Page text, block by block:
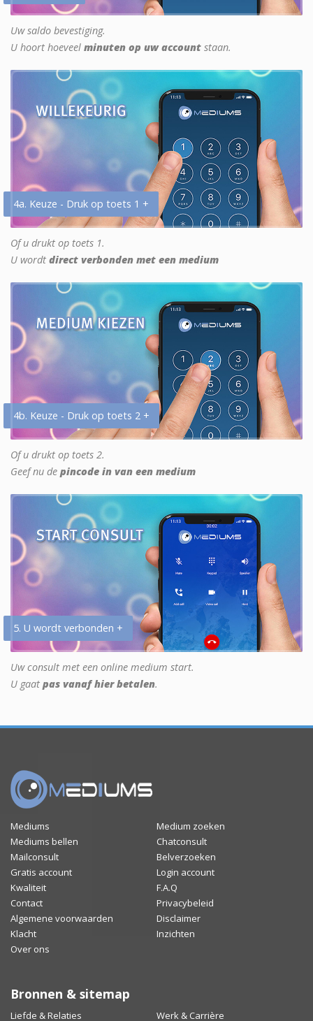
Uw saldo bevestiging.
U hoort hoeveel minuten op uw account staan.
4a. Keuze - Druk op toets 1 +
Of u drukt op toets 1.
U wordt direct verbonden met een medium
4b. Keuze - Druk op toets 2 +
Of u drukt op toets 2.
Geef nu de pincode in van een medium
5. U wordt verbonden +
Uw consult met een online medium start.
U gaat pas vanaf hier betalen.
Mediums
Medium zoeken
Mediums bellen
Chatconsult
Mailconsult
Belverzoeken
Gratis account
Login account
Kwaliteit
F.A.Q
Contact
Privacybeleid
Algemene voorwaarden
Disclaimer
Klacht
Inzichten
Over ons
Bronnen & sitemap
Liefde & Relaties Werk & Carrière